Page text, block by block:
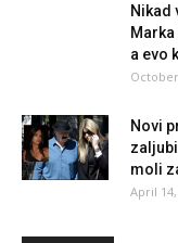
Nikad
a evo
Novi
moli
April